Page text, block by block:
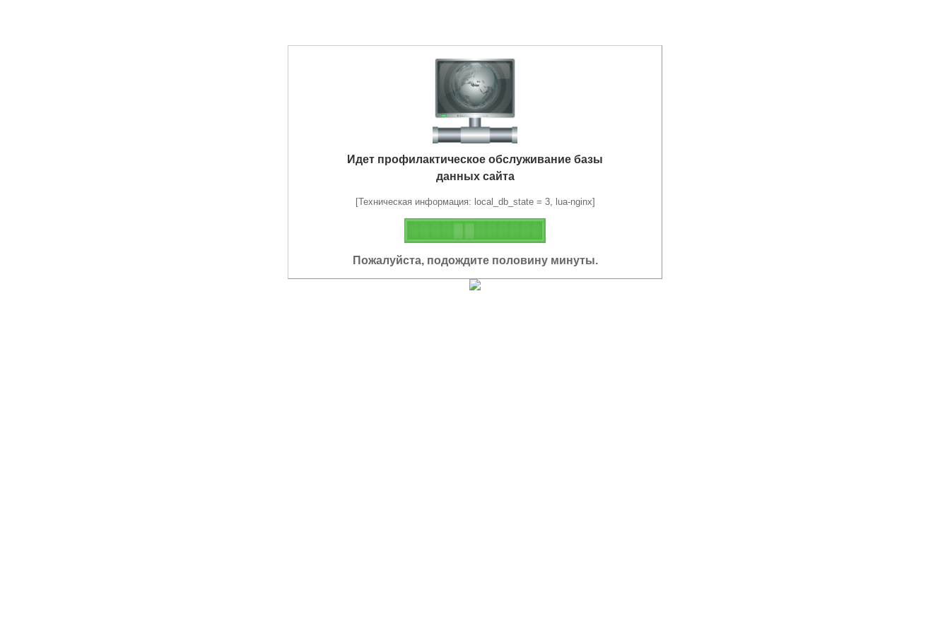
Идет профилактическое обслуживание базы
данных сайта
[Техническая информация: local_db_state = 3, lua-nginx]
Пожалуйста, подождите половину минуты.